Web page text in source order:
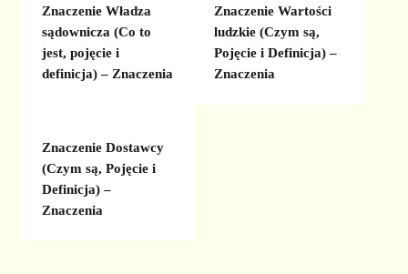
Znaczenie Władza
sądownicza (Co to
jest, pojęcie i
definicja) – Znaczenia
Znaczenie Wartości
ludzkie (Czym są,
Pojęcie i Definicja) –
Znaczenia
Znaczenie Dostawcy
(Czym są, Pojęcie i
Definicja) –
Znaczenia